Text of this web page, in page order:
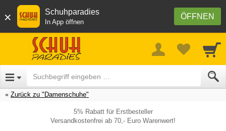
× ÖFFNEN
Schuhparadies
In App öffnen
Zurück zu "Damenschuhe"
5% Rabatt für Erstbesteller
Versandkostenfrei ab 70,- Euro Warenwert!